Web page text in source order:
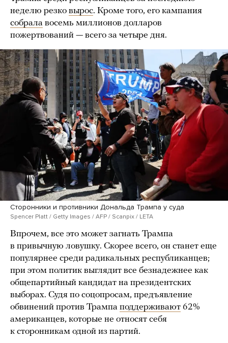
неделю резко вырос. Кроме того, его кампания
собрала восемь миллионов долларов
пожертвований — всего за четыре дня.
Сторонники и противники Дональда Трампа у суда
Spencer Platt / Getty Images / AFP / Scanpix / LETA
Впрочем, все это может загнать Трампа
в привычную ловушку. Скорее всего, он станет еще
популярнее среди радикальных республиканцев;
при этом политик выглядит все безнадежнее как
общепартийный кандидат на президентских
выборах. Судя по соцопросам, предъявление
обвинений против Трампа поддерживают 62%
американцев, которые не относят себя
к сторонникам одной из партий.